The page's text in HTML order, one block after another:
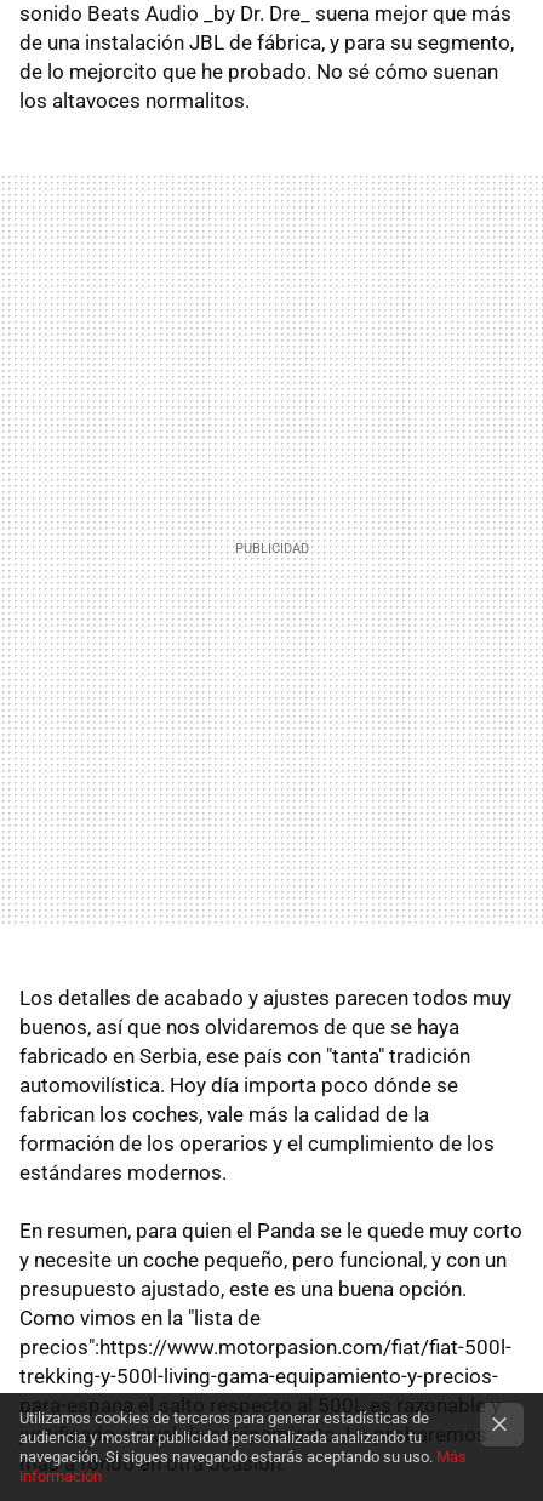
sonido Beats Audio _by Dr. Dre_ suena mejor que más
de una instalación JBL de fábrica, y para su segmento,
de lo mejorcito que he probado. No sé cómo suenan
los altavoces normalitos.
Los detalles de acabado y ajustes parecen todos muy
buenos, así que nos olvidaremos de que se haya
fabricado en Serbia, ese país con "tanta" tradición
automovilística. Hoy día importa poco dónde se
fabrican los coches, vale más la calidad de la
formación de los operarios y el cumplimiento de los
estándares modernos.
En resumen, para quien el Panda se le quede muy corto
y necesite un coche pequeño, pero funcional, y con un
presupuesto ajustado, este es una buena opción.
Como vimos en la "lista de
precios":https://www.motorpasion.com/fiat/fiat-500l-
trekking-y-500l-living-gama-equipamiento-y-precios-
para-espana el salto respecto al 500L es razonable y
justificado a nivel de equipamiento. Lo probaremos
más a fondo en otra ocasión.
Utilizamos cookies de terceros para generar estadísticas de
audiencia y mostrar publicidad personalizada analizando tu
navegación. Si sigues navegando estarás aceptando su uso. Más
información